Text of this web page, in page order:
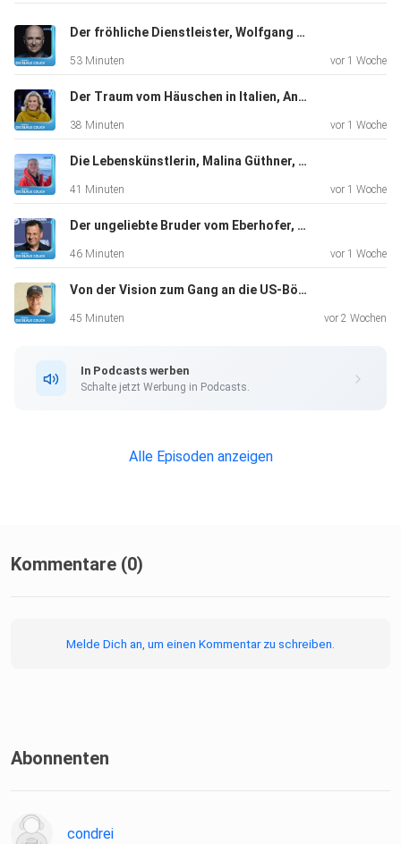
Der fröhliche Dienstleister, Wolfgang Krebs, Kabarettist, "Ich bin dankbar für alles, was ich habe".
53 Minuten vor 1 Woche
Der Traum vom Häuschen in Italien, Andrea L'Arronge, Schauspielerin, "Das Erste, was ich morgens sehe, ist der Zitronenbaum."
38 Minuten vor 1 Woche
Die Lebenskünstlerin, Malina Güthner, Wal-Tour-Guide und mehr, "Ich hatte auf jeden Fall total viel Angst"
41 Minuten vor 1 Woche
Der ungeliebte Bruder vom Eberhofer, Gerhard Wittmann, Schauspieler, "Ich hatte keinen Plan B"
46 Minuten vor 1 Woche
Von der Vision zum Gang an die US-Börse, Markus Pflitsch, Tech-Unternehmer, "Kein Plan B, that’s me"
45 Minuten vor 2 Wochen
In Podcasts werben
Schalte jetzt Werbung in Podcasts.
Alle Episoden anzeigen
Kommentare (0)
Melde Dich an, um einen Kommentar zu schreiben.
Abonnenten
condrei